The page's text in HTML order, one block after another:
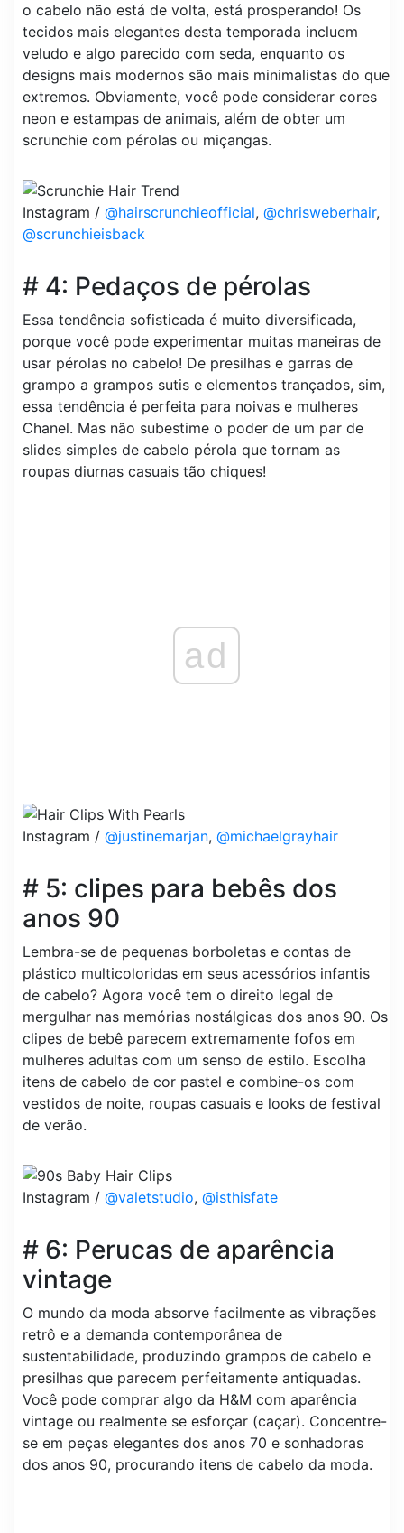
o cabelo não está de volta, está prosperando! Os
tecidos mais elegantes desta temporada incluem
veludo e algo parecido com seda, enquanto os
designs mais modernos são mais minimalistas do que
extremos. Obviamente, você pode considerar cores
neon e estampas de animais, além de obter um
scrunchie com pérolas ou miçangas.
Instagram / @hairscrunchieofficial, @chrisweberhair,
@scrunchieisback
# 4: Pedaços de pérolas
Essa tendência sofisticada é muito diversificada,
porque você pode experimentar muitas maneiras de
usar pérolas no cabelo! De presilhas e garras de
grampo a grampos sutis e elementos trançados, sim,
essa tendência é perfeita para noivas e mulheres
Chanel. Mas não subestime o poder de um par de
slides simples de cabelo pérola que tornam as
roupas diurnas casuais tão chiques!
ad
Instagram / @justinemarjan, @michaelgrayhair
# 5: clipes para bebês dos
anos 90
Lembra-se de pequenas borboletas e contas de
plástico multicoloridas em seus acessórios infantis
de cabelo? Agora você tem o direito legal de
mergulhar nas memórias nostálgicas dos anos 90. Os
clipes de bebê parecem extremamente fofos em
mulheres adultas com um senso de estilo. Escolha
itens de cabelo de cor pastel e combine-os com
vestidos de noite, roupas casuais e looks de festival
de verão.
Instagram / @valetstudio, @isthisfate
# 6: Perucas de aparência
vintage
O mundo da moda absorve facilmente as vibrações
retrô e a demanda contemporânea de
sustentabilidade, produzindo grampos de cabelo e
presilhas que parecem perfeitamente antiquadas.
Você pode comprar algo da H&M com aparência
vintage ou realmente se esforçar (caçar). Concentre-
se em peças elegantes dos anos 70 e sonhadoras
dos anos 90, procurando itens de cabelo da moda.